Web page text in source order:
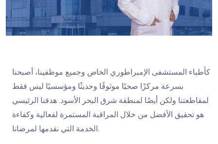
كأطباء المستشفى الإمبراطوري الخاص وجميع موظفينا، أصبحنا
بسرعة مركزًا صحيًا موثوقًا وحديثًا ومؤسسيًا ليس فقط
لمقاطعتنا ولكن أيضًا لمنطقة شرق البحر الأسود. هدفنا الرئيسي
هو تحقيق الأفضل من خلال المراقبة المستمرة لفعالية وكفاءة
الخدمة التي نقدمها لمرضانا.